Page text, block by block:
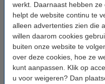
werkt. Daarnaast hebben
helpt de website continu te
alleen advertenties zien die
willen daarom cookies
buiten onze website te
over deze cookies, hoe ze
kunt aanpassen. Klik op
u voor weigeren? Dan
Afdekzeil zwembad